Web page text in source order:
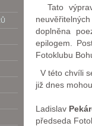
Tato
doplněna
epilogem.
Fotoklubu
V této chvíli
již dnes
Ladislav
předseda